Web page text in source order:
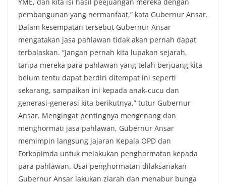
pembangunan yang nermanfaat,” kata Gubernur Ansar.
Dalam kesempatan tersebut Gubernur Ansar
mengatakan jasa pahlawan tidak akan pernah dapat
terbalaskan. “Jangan pernah kita lupakan sejarah,
tanpa mereka para pahlawan yang telah berjuang kita
belum tentu dapat berdiri ditempat ini seperti
sekarang, sampaikan ini kepada anak-cucu dan
generasi-generasi kita berikutnya,” tutur Gubernur
Ansar. Mengingat pentingnya mengenang dan
menghormati jasa pahlawan, Gubernur Ansar
memimpin langsung jajaran Kepala OPD dan
Forkopimda untuk melakukan penghormatan kepada
para pahlawan. Usai penghormatan dilaksanakan
Gubernur Ansar lakukan ziarah dan menabur bunga